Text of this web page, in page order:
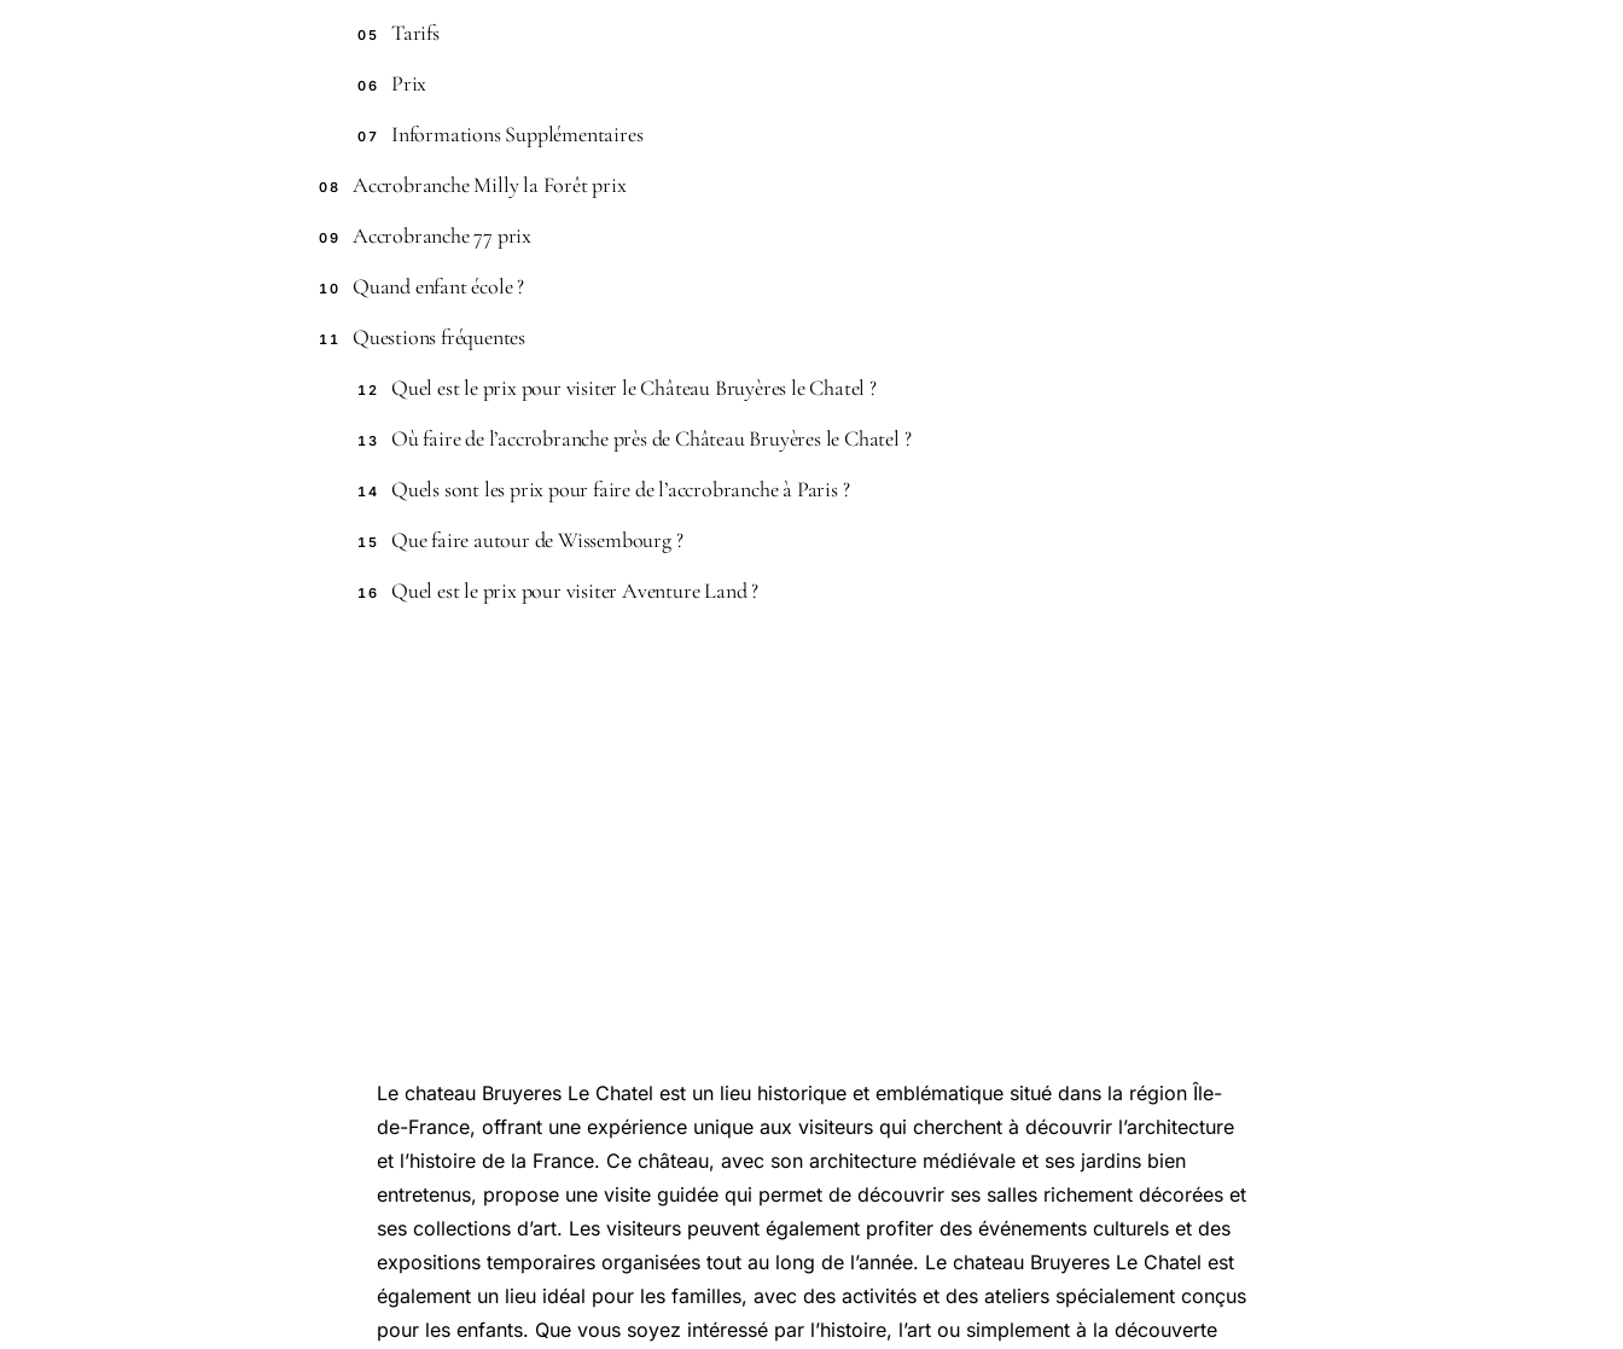
05 Tarifs
06 Prix
07 Informations Supplémentaires
08 Accrobranche Milly la Forêt prix
09 Accrobranche 77 prix
10 Quand enfant école ?
11 Questions fréquentes
12 Quel est le prix pour visiter le Château Bruyères le Chatel ?
13 Où faire de l’accrobranche près de Château Bruyères le Chatel ?
14 Quels sont les prix pour faire de l’accrobranche à Paris ?
15 Que faire autour de Wissembourg ?
16 Quel est le prix pour visiter Aventure Land ?
Le chateau Bruyeres Le Chatel est un lieu historique et emblématique situé dans la région Île-
de-France, offrant une expérience unique aux visiteurs qui cherchent à découvrir l’architecture
et l’histoire de la France. Ce château, avec son architecture médiévale et ses jardins bien
entretenus, propose une visite guidée qui permet de découvrir ses salles richement décorées et
ses collections d’art. Les visiteurs peuvent également profiter des événements culturels et des
expositions temporaires organisées tout au long de l’année. Le chateau Bruyeres Le Chatel est
également un lieu idéal pour les familles, avec des activités et des ateliers spécialement conçus
pour les enfants. Que vous soyez intéressé par l’histoire, l’art ou simplement à la découverte